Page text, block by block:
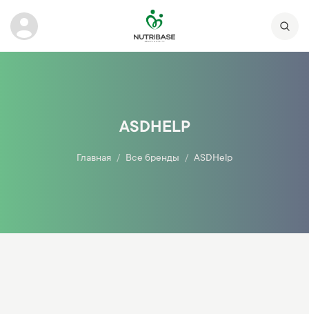
ASDHELP
Главная Все бренды ASDHelp